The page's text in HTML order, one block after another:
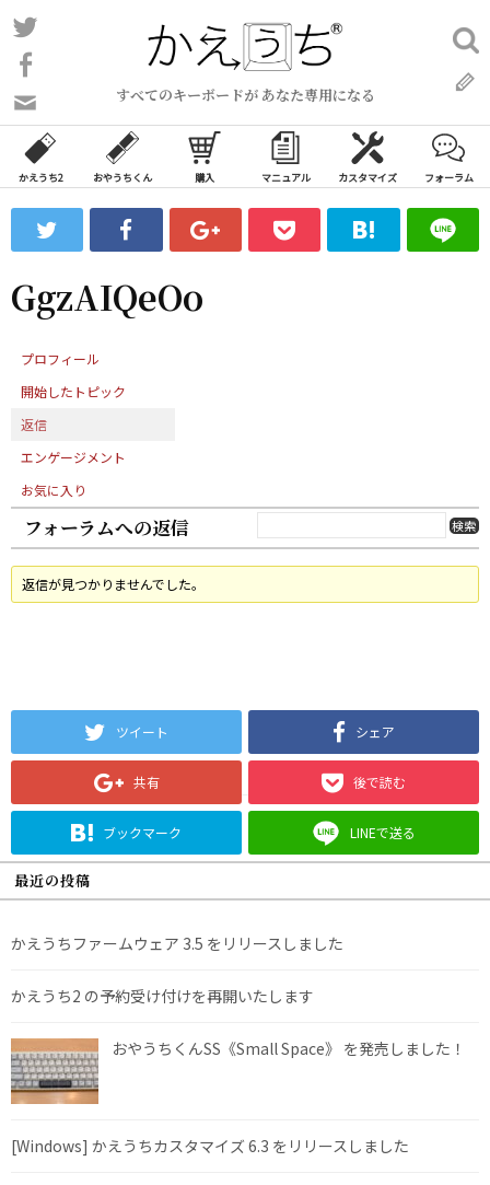
コ
ン
ン
ツ
ス
ッ
すべてのキーボードが あなた専用になる
い
合
わ
フ
ォ
ム
検
索:
かえうち2 おやうちくん 購入 マニュアル カスタマイズ フォーラム
GgzAIQeOo
プロフィール
開始したトピック
返信
エンゲージメント
お気に入り
フォーラムへの返信
返信が見つかりませんでした。
ツイート シェア
共有 後で読む
ブックマーク LINEで送る
最近の投稿
かえうちファームウェア 3.5 をリリースしました
かえうち2 の予約受け付けを再開いたします
おやうちくんSS《Small Space》 を発売しました！
[Windows] かえうちカスタマイズ 6.3 をリリースしました